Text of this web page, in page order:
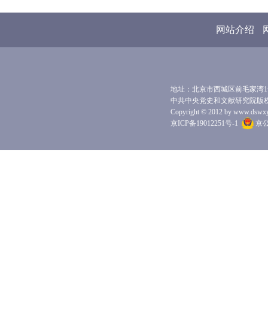
网站介绍
地址：北京市西城区前毛家湾
中共中央党史和文献研究院版
Copyright © 2012 by
京ICP备19012251号-1
京